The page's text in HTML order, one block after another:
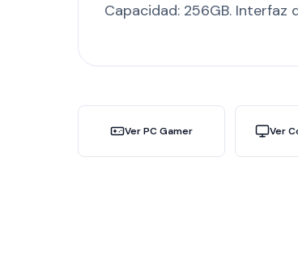
Capacidad: 256GB. Interfaz
Ver PC Gamer Ver